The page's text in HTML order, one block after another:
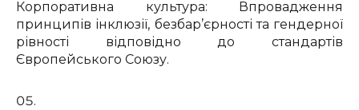
Корпоративна культура: Впровадження
принципів інклюзії, безбар’єрності та гендерної
рівності відповідно до стандартів
Європейського Союзу.